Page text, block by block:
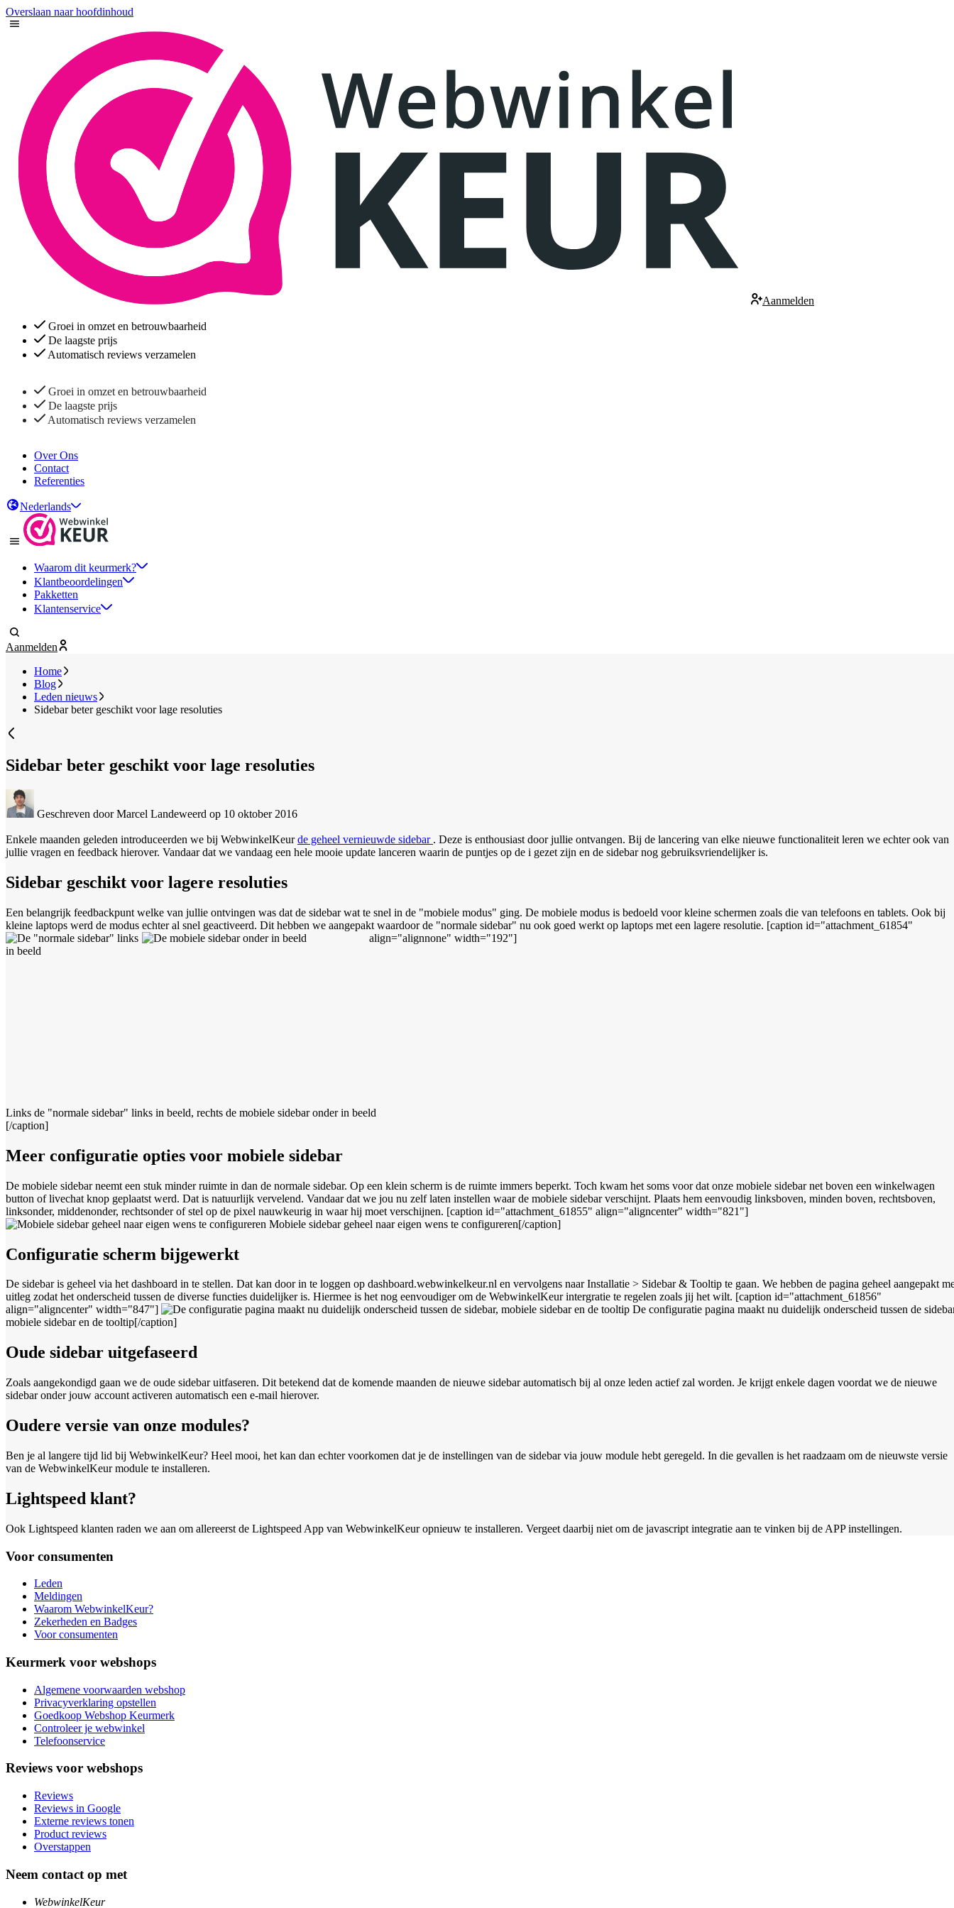
Overslaan naar hoofdinhoud
Aanmelden
Groei in omzet en betrouwbaarheid
De laagste prijs
Automatisch reviews verzamelen
Groei in omzet en betrouwbaarheid
De laagste prijs
Automatisch reviews verzamelen
Over Ons
Contact
Referenties
Nederlands
Waarom dit keurmerk?
Klantbeoordelingen
Pakketten
Klantenservice
Aanmelden
Home
Blog
Leden nieuws
Sidebar beter geschikt voor lage resoluties
Sidebar beter geschikt voor lage resoluties
Geschreven door Marcel Landeweerd op 10 oktober 2016
Enkele maanden geleden introduceerden we bij WebwinkelKeurde geheel vernieuwde sidebar . Deze is enthousiast door jullie ontvangen. Bij de lancering van elke nieuwe functionaliteit leren we echter ook van
jullie vragen en feedback hierover. Vandaar dat we vandaag een hele mooie update lanceren waarin de puntjes op de i gezet zijn en de sidebar nog gebruiksvriendelijker is.
Sidebar geschikt voor lagere resoluties
Een belangrijk feedbackpunt welke van jullie ontvingen was dat de sidebar wat te snel in de "mobiele modus" ging. De mobiele modus is bedoeld voor kleine schermen zoals die van telefoons en tablets. Ook bij
kleine laptops werd de modus echter al snel geactiveerd. Dit hebben we aangepakt waardoor de "normale sidebar" nu ook goed werkt op laptops met een lagere resolutie. [caption id="attachment_61854"
align="alignnone" width="192"]
Links de "normale sidebar" links in beeld, rechts de mobiele sidebar onder in beeld
[/caption]
Meer configuratie opties voor mobiele sidebar
De mobiele sidebar neemt een stuk minder ruimte in dan de normale sidebar. Op een klein scherm is de ruimte immers beperkt. Toch kwam het soms voor dat onze mobiele sidebar net boven een winkelwagen
button of livechat knop geplaatst werd. Dat is natuurlijk vervelend. Vandaar dat we jou nu zelf laten instellen waar de mobiele sidebar verschijnt. Plaats hem eenvoudig linksboven, minden boven, rechtsboven,
linksonder, middenonder, rechtsonder of stel op de pixel nauwkeurig in waar hij moet verschijnen. [caption id="attachment_61855" align="aligncenter" width="821"]
Mobiele sidebar geheel naar eigen wens te configureren[/caption]
Configuratie scherm bijgewerkt
De sidebar is geheel via het dashboard in te stellen. Dat kan door in te loggen op dashboard.webwinkelkeur.nl en vervolgens naar Installatie > Sidebar & Tooltip te gaan. We hebben de pagina geheel aangepakt
uitleg zodat het onderscheid tussen de diverse functies duidelijker is. Hiermee is het nog eenvoudiger om de WebwinkelKeur intergratie te regelen zoals jij het wilt. [caption id="attachment_61856"
align="aligncenter" width="847"]
De configuratie pagina maakt nu duidelijk onderscheid tussen de
mobiele sidebar en de tooltip[/caption]
Oude sidebar uitgefaseerd
Zoals aangekondigd gaan we de oude sidebar uitfaseren. Dit betekend dat de komende maanden de nieuwe sidebar automatisch bij al onze leden actief zal worden. Je krijgt enkele dagen voordat we de nieuwe
sidebar onder jouw account activeren automatisch een e-mail hierover.
Oudere versie van onze modules?
Ben je al langere tijd lid bij WebwinkelKeur? Heel mooi, het kan dan echter voorkomen dat je de instellingen van de sidebar via jouw module hebt geregeld. In die gevallen is het raadzaam om de nieuwste versie
van de WebwinkelKeur module te installeren.
Lightspeed klant?
Ook Lightspeed klanten raden we aan om allereerst de Lightspeed App van WebwinkelKeur opnieuw te installeren. Vergeet daarbij niet om de javascript integratie aan te vinken bij de APP instellingen.
Voor consumenten
Leden
Meldingen
Waarom WebwinkelKeur?
Zekerheden en Badges
Voor consumenten
Keurmerk voor webshops
Algemene voorwaarden webshop
Privacyverklaring opstellen
Goedkoop Webshop Keurmerk
Controleer je webwinkel
Telefoonservice
Reviews voor webshops
Reviews
Reviews in Google
Externe reviews tonen
Product reviews
Overstappen
Neem contact op met
WebwinkelKeur